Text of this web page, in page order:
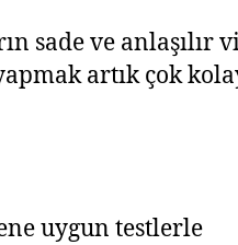
sade ve anlaşılır
artık çok
uygun testlerle